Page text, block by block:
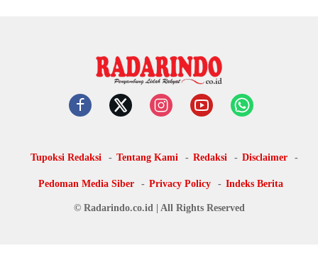
Tupoksi Redaksi Tentang Kami Redaksi Disclaimer
Pedoman Media Siber Privacy Policy Indeks Berita
© Radarindo.co.id | All Rights Reserved